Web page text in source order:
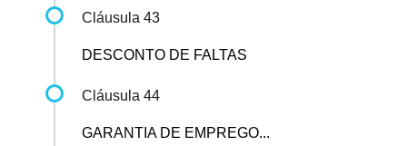
Cláusula 43
DESCONTO DE FALTAS
Cláusula 44
GARANTIA DE EMPREGO...